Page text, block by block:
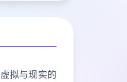
拟与现实的